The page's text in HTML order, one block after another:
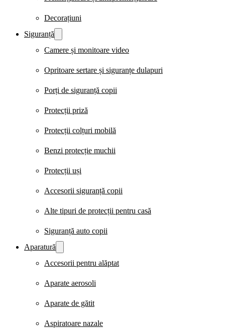
Decorațiuni
Siguranță
Camere și monitoare video
Opritoare sertare și siguranțe dulapuri
Porți de siguranță copii
Protecții priză
Protecții colțuri mobilă
Benzi protecție muchii
Protecții uși
Accesorii siguranță copii
Alte tipuri de protecții pentru casă
Siguranță auto copii
Aparatură
Accesorii pentru alăptat
Aparate aerosoli
Aparate de gătit
Aspiratoare nazale